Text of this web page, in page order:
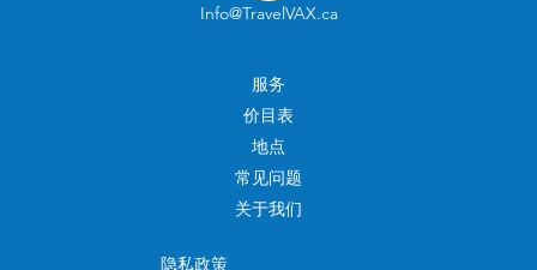
Info@TravelVAX.ca
服务
价目表
地点
常见问题
关于我们
隐私政策